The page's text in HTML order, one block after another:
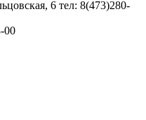
6 тел: 8(473)280-
00